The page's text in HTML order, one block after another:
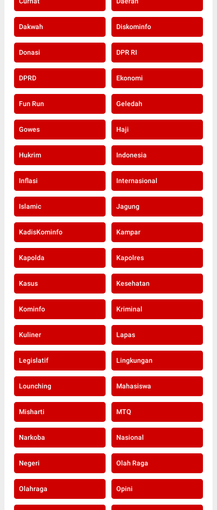
Dakwah Diskominfo
Donasi DPR RI
DPRD Ekonomi
Fun Run Geledah
Gowes Haji
Hukrim Indonesia
Inflasi Internasional
Islamic Jagung
KadisKominfo Kampar
Kapolda Kapolres
Kasus Kesehatan
Kominfo Kriminal
Kuliner Lapas
Legislatif Lingkungan
Lounching Mahasiswa
Misharti MTQ
Narkoba Nasional
Negeri Olah Raga
Olahraga Opini